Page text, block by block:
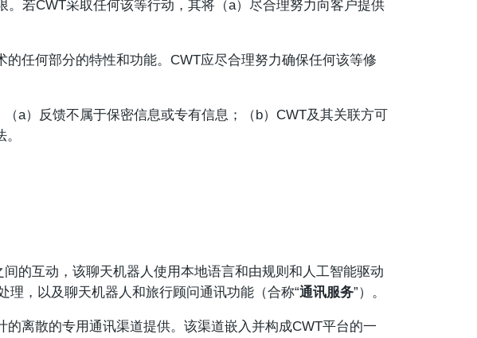
若CWT采取任何该等行动，其将（a）尽合理努力向客户提供
任何部分的特性和功能。CWT应尽合理努力确保任何该等修
a）反馈不属于保密信息或专有信息；（b）CWT及其关联方可
间的互动，该聊天机器人使用本地语言和由规则和人工智能驱动
，以及聊天机器人和旅行顾问通讯功能（合称“通讯服务”）。
离散的专用通讯渠道提供。该渠道嵌入并构成CWT平台的一